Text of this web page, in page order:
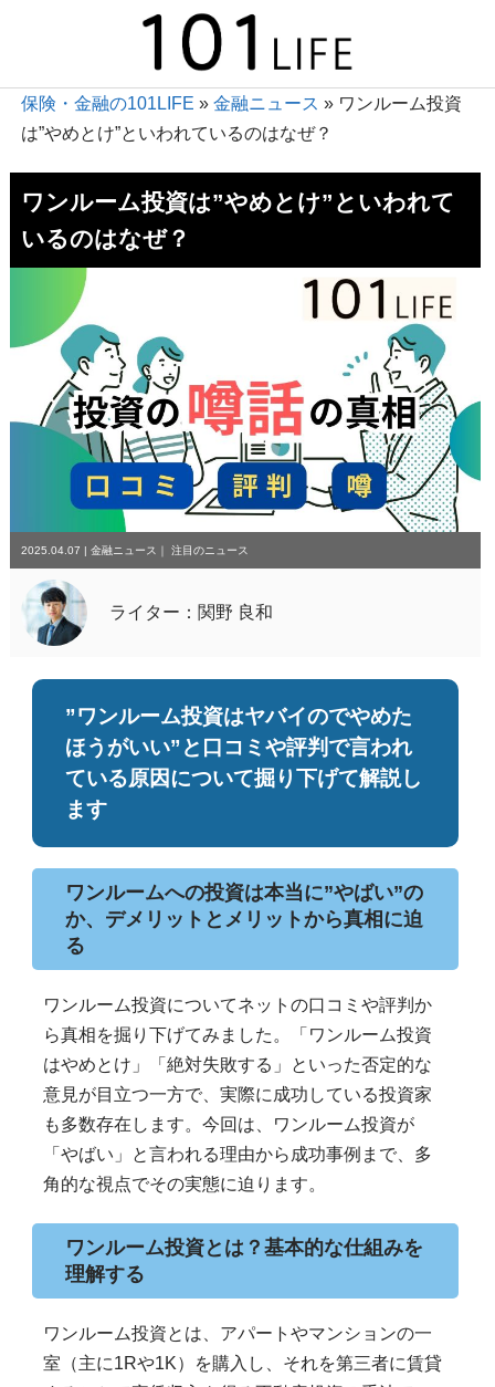
保険・金融の101LIFE » 金融ニュース » ワンルーム投資
は”やめとけ”といわれているのはなぜ？
ワンルーム投資は”やめとけ”といわれて
いるのはなぜ？
2025.04.07 | 金融ニュース ｜ 注目のニュース
ライター：関野 良和
”ワンルーム投資はヤバイのでやめた
ほうがいい”と口コミや評判で言われ
ている原因について掘り下げて解説し
ます
ワンルームへの投資は本当に”やばい”の
か、デメリットとメリットから真相に迫
る
ワンルーム投資についてネットの口コミや評判か
ら真相を掘り下げてみました。「ワンルーム投資
はやめとけ」「絶対失敗する」といった否定的な
意見が目立つ一方で、実際に成功している投資家
も多数存在します。今回は、ワンルーム投資が
「やばい」と言われる理由から成功事例まで、多
角的な視点でその実態に迫ります。
ワンルーム投資とは？基本的な仕組みを
理解する
ワンルーム投資とは、アパートやマンションの一
室（主に1Rや1K）を購入し、それを第三者に賃貸